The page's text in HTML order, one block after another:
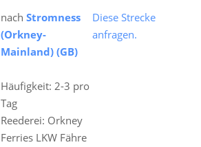
nach Stromness
(Orkney-
Mainland) (GB)
Diese Strecke
anfragen.
Häufigkeit: 2-3 pro
Tag
Reederei: Orkney
Ferries LKW Fähre